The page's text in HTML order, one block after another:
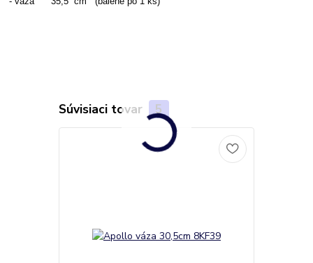
Súvisiaci tovar 5